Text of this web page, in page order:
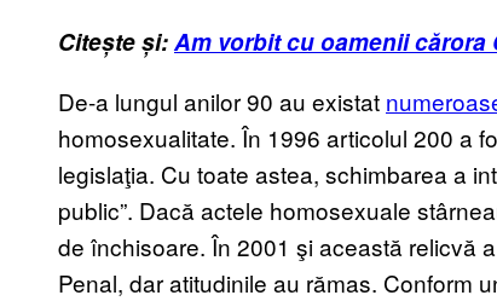
Citește și:Am vorbit cu oamenii
De-a lungul anilor 90 au existat
homosexualitate. În 1996 articolul 200 a
legislaţia. Cu toate astea, schimbarea a
public”. Dacă actele homosexuale
de închisoare. În 2001 şi această relicvă
Penal, dar atitudinile au rămas. Conform